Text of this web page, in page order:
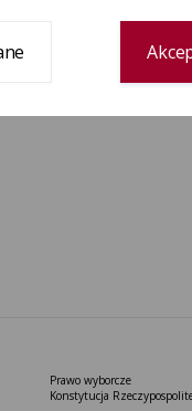
Prawo wyborcze
Konstytucja